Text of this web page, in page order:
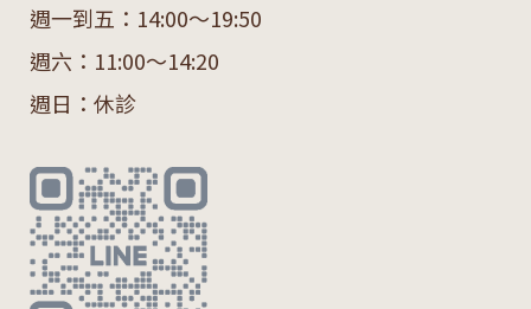
週一到五：14:00～19:50
週六：11:00～14:20
週日：休診